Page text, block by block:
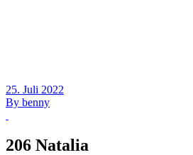
25. Juli 2022
By benny
206 Natalia